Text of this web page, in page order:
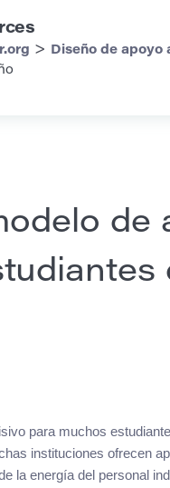
> Diseño de apoyo
de
para muchos
instituciones ofrecen
la energía del personal